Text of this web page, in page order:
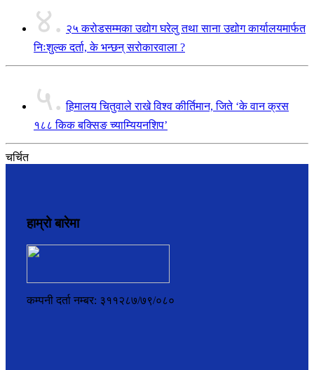
४. २५ करोडसम्मका उद्योग घरेलु तथा साना उद्योग कार्यालयमार्फत
निःशुल्क दर्ता, के भन्छन् सरोकारवाला ?
५. हिमालय चितुवाले राखे विश्व कीर्तिमान, जिते ‘के वान क्रस
१८८ किक बक्सिङ च्याम्यियनशिप’
चर्चित
हाम्रो बारेमा
कम्पनी दर्ता नम्बर: ३११२८७/७९/०८०